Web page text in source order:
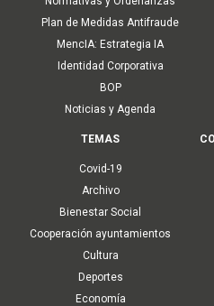
Plan de Medidas Antifraude
MencIA: Estrategia IA
Identidad Corporativa
BOP
Noticias y Agenda
TEMAS
Covid-19
Archivo
Bienestar Social
Cooperación ayuntamientos
Cultura
Deportes
Economía